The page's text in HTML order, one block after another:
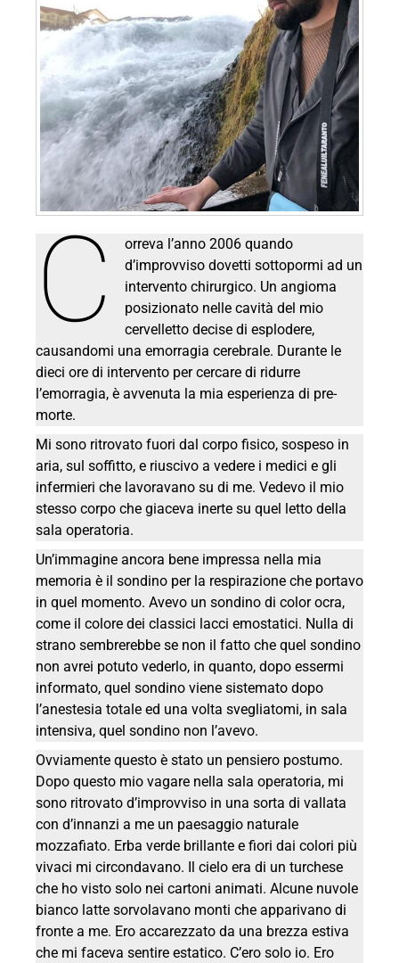
C
orreva l’anno 2006 quando
d’improvviso dovetti sottopormi ad un
intervento chirurgico. Un angioma
posizionato nelle cavità del mio
cervelletto decise di esplodere,
causandomi una emorragia cerebrale. Durante le
dieci ore di intervento per cercare di ridurre
l’emorragia, è avvenuta la mia esperienza di pre-
morte.
Mi sono ritrovato fuori dal corpo fisico, sospeso in
aria, sul soffitto, e riuscivo a vedere i medici e gli
infermieri che lavoravano su di me. Vedevo il mio
stesso corpo che giaceva inerte su quel letto della
sala operatoria.
Un’immagine ancora bene impressa nella mia
memoria è il sondino per la respirazione che portavo
in quel momento. Avevo un sondino di color ocra,
come il colore dei classici lacci emostatici. Nulla di
strano sembrerebbe se non il fatto che quel sondino
non avrei potuto vederlo, in quanto, dopo essermi
informato, quel sondino viene sistemato dopo
l’anestesia totale ed una volta svegliatomi, in sala
intensiva, quel sondino non l’avevo.
Ovviamente questo è stato un pensiero postumo.
Dopo questo mio vagare nella sala operatoria, mi
sono ritrovato d’improvviso in una sorta di vallata
con d’innanzi a me un paesaggio naturale
mozzafiato. Erba verde brillante e fiori dai colori più
vivaci mi circondavano. Il cielo era di un turchese
che ho visto solo nei cartoni animati. Alcune nuvole
bianco latte sorvolavano monti che apparivano di
fronte a me. Ero accarezzato da una brezza estiva
che mi faceva sentire estatico. C’ero solo io. Ero